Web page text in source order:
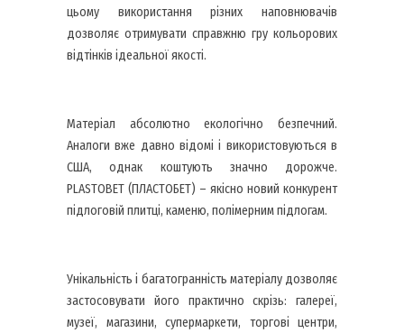
цьому використання різних наповнювачів
дозволяє отримувати справжню гру кольорових
відтінків ідеальної якості.
Матеріал абсолютно екологічно безпечний.
Аналоги вже давно відомі і використовуються в
США, однак коштують значно дорожче.
PLASTOBET (ПЛАСТОБЕТ) – якісно новий конкурент
підлоговій плитці, каменю, полімерним підлогам.
Унікальність і багатогранність матеріалу дозволяє
застосовувати його практично скрізь: галереї,
музеї, магазини, супермаркети, торгові центри,